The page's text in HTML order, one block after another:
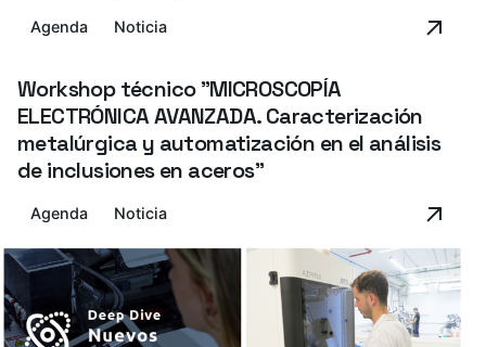
Agenda Noticia
Workshop técnico "MICROSCOPÍA
ELECTRÓNICA AVANZADA. Caracterización
metalúrgica y automatización en el análisis
de inclusiones en aceros"
Agenda Noticia